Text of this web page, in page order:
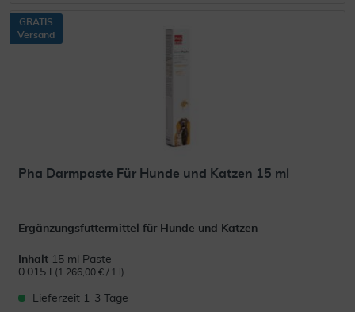
GRATIS
Versand
Pha Darmpaste Für Hunde und Katzen 15 ml
Ergänzungsfuttermittel für Hunde und Katzen
Inhalt 15 ml Paste
0.015 l
(1.266,00 € / 1 l)
Lieferzeit 1-3 Tage